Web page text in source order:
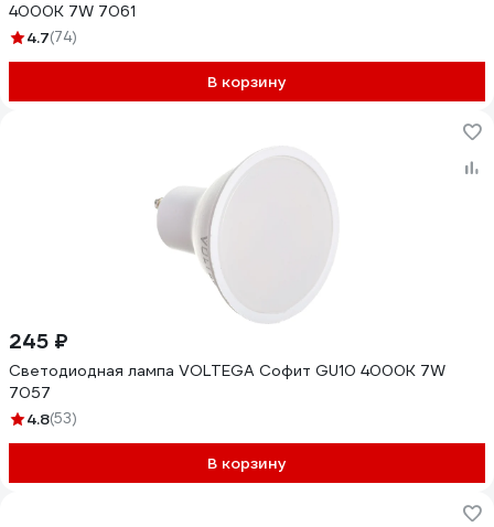
4000К 7W 7061
4.7(74)
В корзину
245 ₽
Светодиодная лампа VOLTEGA Софит GU10 4000К 7W
7057
4.8(53)
В корзину